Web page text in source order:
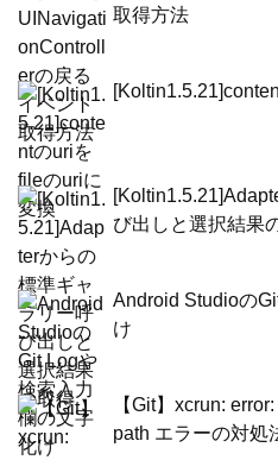
取得方法
び出しと選択結果
Android Studioの
け
【Git】xcrun:
path エラーの対処